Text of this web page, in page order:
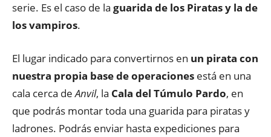
serie. Es el caso de la guarida de los Piratas y la de
los vampiros.
El lugar indicado para convertirnos en un pirata con
nuestra propia base de operaciones está en una
cala cerca deAnvil, la Cala del Túmulo Pardo, en
que podrás montar toda una guarida para piratas y
ladrones. Podrás enviar hasta expediciones para